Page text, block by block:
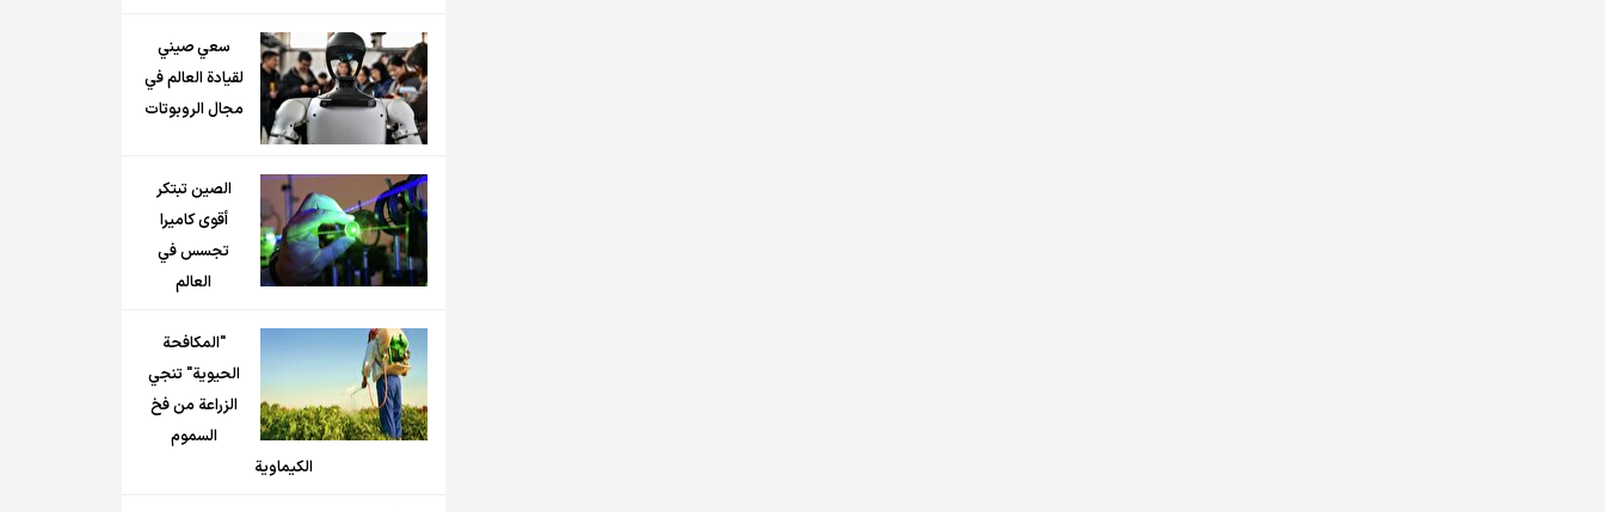
سعي صيني
لقيادة العالم في
مجال الروبوتات
الصين تبتكر
أقوى كاميرا
تجسس في
العالم
"المكافحة
الحيوية" تنجي
الزراعة من فخ
السموم
الكيماوية